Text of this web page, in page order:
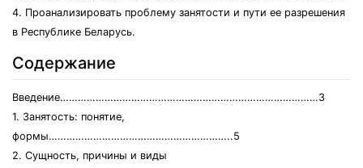
4. Проанализировать проблему занятости и пути ее разрешения
в Республике Беларусь.
Содержание
Введение……………………………………………………………………………3
1. Занятость: понятие,
формы……………………………………………………..5
2. Сущность, причины и виды